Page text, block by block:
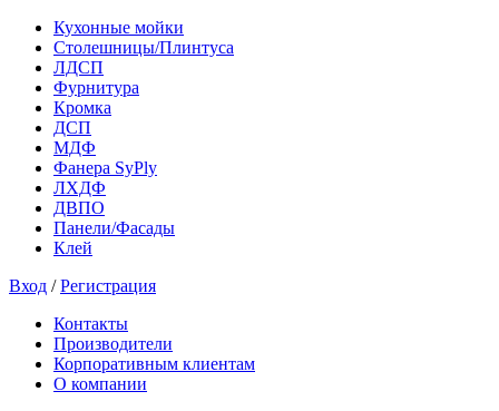
Кухонные мойки
Столешницы/Плинтуса
ЛДСП
Фурнитура
Кромка
ДСП
МДФ
Фанера SyPly
ЛХДФ
ДВПО
Панели/Фасады
Клей
Вход /Регистрация
Контакты
Производители
Корпоративным клиентам
О компании